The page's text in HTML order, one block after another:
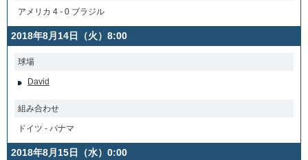
アメリカ 4 - 0 ブラジル
2018年8月14日（火）8:00
球場
David
組み合わせ
ドイツ - パナマ
2018年8月15日（水）0:00